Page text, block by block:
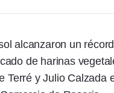
alcanzaron un
de harinas
y Julio Calzada